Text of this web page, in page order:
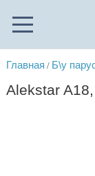
Главная / Б\у
Alekstar